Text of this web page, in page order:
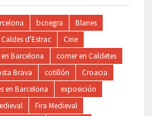
bcnegra
Blanes
Caldes d'Estrac
Cine
Barcelona
comer en Caldetes
Brava cotillón
Croacia
en Barcelona
exposición
Fira Medieval